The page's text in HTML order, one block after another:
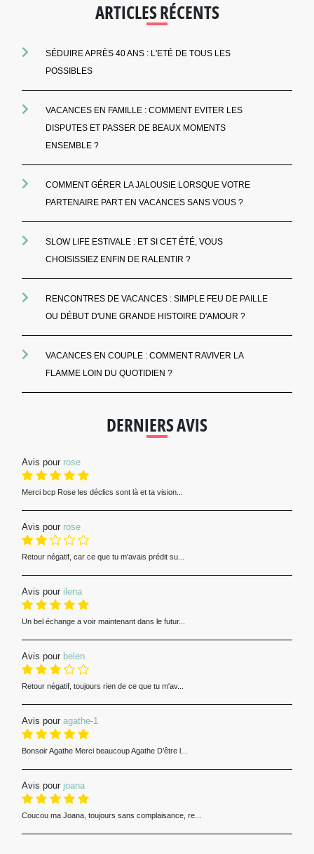
ARTICLES RÉCENTS
SÉDUIRE APRÈS 40 ANS : L'ETÉ DE TOUS LES
POSSIBLES
VACANCES EN FAMILLE : COMMENT EVITER LES
DISPUTES ET PASSER DE BEAUX MOMENTS
ENSEMBLE ?
COMMENT GÉRER LA JALOUSIE LORSQUE VOTRE
PARTENAIRE PART EN VACANCES SANS VOUS ?
SLOW LIFE ESTIVALE : ET SI CET ÉTÉ, VOUS
CHOISISSIEZ ENFIN DE RALENTIR ?
RENCONTRES DE VACANCES : SIMPLE FEU DE PAILLE
OU DÉBUT D'UNE GRANDE HISTOIRE D'AMOUR ?
VACANCES EN COUPLE : COMMENT RAVIVER LA
FLAMME LOIN DU QUOTIDIEN ?
DERNIERS AVIS
Avis pour rose
Merci bcp Rose les déclics sont là et ta vision...
Avis pour rose
Retour négatif, car ce que tu m'avais prédit su...
Avis pour ilena
Un bel échange a voir maintenant dans le futur...
Avis pour belen
Retour négatif, toujours rien de ce que tu m'av...
Avis pour agathe-1
Bonsoir Agathe Merci beaucoup Agathe D’être l...
Avis pour joana
Coucou ma Joana, toujours sans complaisance, re...